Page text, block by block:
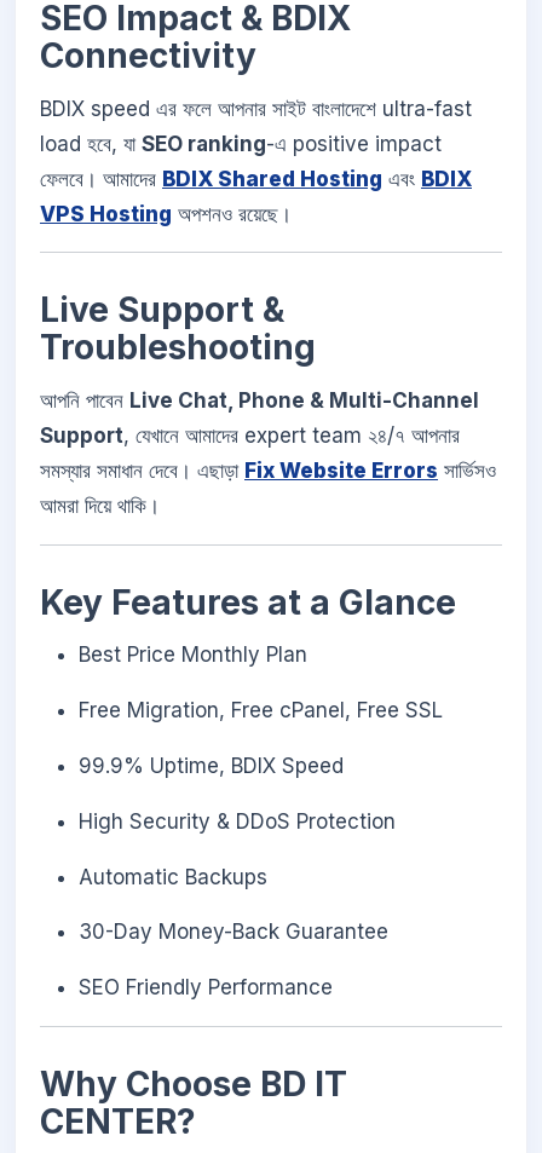
SEO Impact & BDIX
Connectivity
BDIX speed এর ফলে আপনার সাইট বাংলাদেশে ultra-fast
load হবে, যা SEO ranking-এ positive impact
ফেলবে। আমাদের BDIX Shared Hosting এবং BDIX
VPS Hosting অপশনও রয়েছে।
Live Support &
Troubleshooting
আপনি পাবেন Live Chat, Phone & Multi-Channel
Support, যেখানে আমাদের expert team ২৪/৭ আপনার
সমস্যার সমাধান দেবে। এছাড়া Fix Website Errors সার্ভিসও
আমরা দিয়ে থাকি।
Key Features at a Glance
Best Price Monthly Plan
Free Migration, Free cPanel, Free SSL
99.9% Uptime, BDIX Speed
High Security & DDoS Protection
Automatic Backups
30-Day Money-Back Guarantee
SEO Friendly Performance
Why Choose BD IT
CENTER?